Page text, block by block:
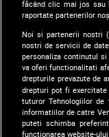
făcând clic mai jos sau
raportate partenerilor
Noi si partenerii nostri
nostri de servicii de
personaliza continutul
va oferi functionalitati
drepturile prevazute de
drepturi pot fi
tuturor Tehnologiilor
informatiilor de catre
puteti schimba
functionarea website-ului.